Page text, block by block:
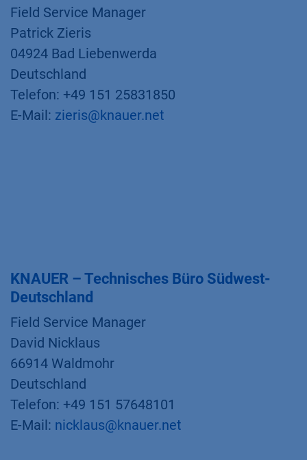
Field Service Manager
Patrick Zieris
04924 Bad Liebenwerda
Deutschland
Telefon: +49 151 25831850
E-Mail: zieris@knauer.net
KNAUER – Technisches Büro Südwest-
Deutschland
Field Service Manager
David Nicklaus
66914 Waldmohr
Deutschland
Telefon: +49 151 57648101
E-Mail: nicklaus@knauer.net